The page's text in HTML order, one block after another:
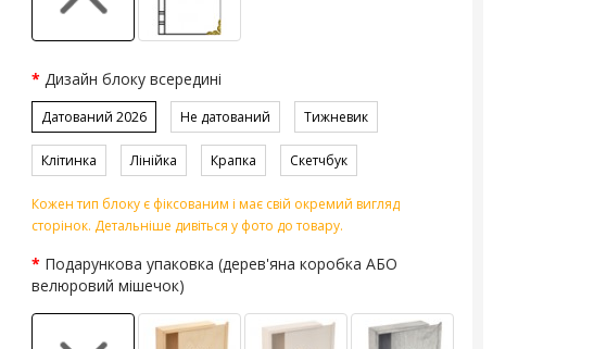
Дизайн блоку всередині
Датований 2026 Не датований Тижневик
Клітинка Лінійка Крапка Скетчбук
Кожен тип блоку є фіксованим і має свій окремий вигляд
сторінок. Детальніше дивіться у фото до товару.
Подарункова упаковка (дерев'яна коробка АБО
велюровий мішечок)